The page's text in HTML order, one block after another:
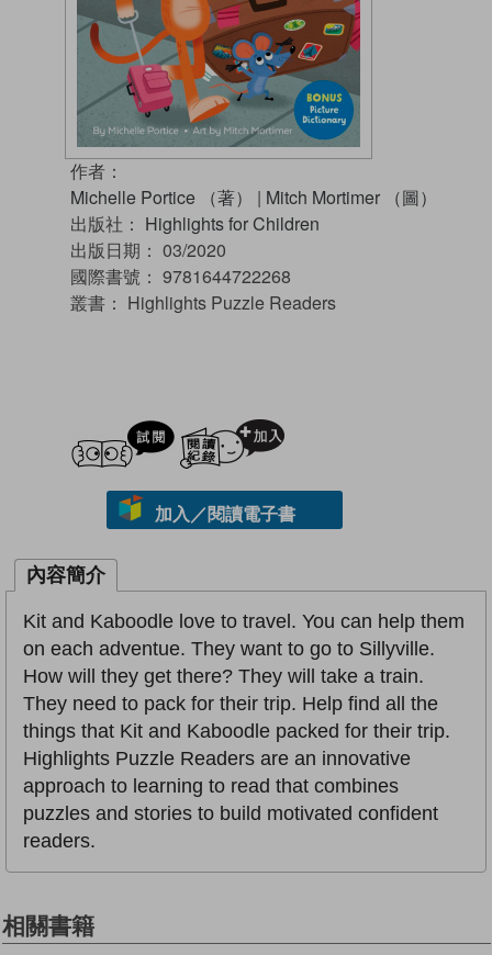
作者：
Michelle Portice （著）
| Mitch Mortimer （圖）
出版社： Highlights for Children
出版日期： 03/2020
國際書號： 9781644722268
叢書： Highlights Puzzle Readers
試閲
加入／閱讀電子書
內容簡介
Kit and Kaboodle love to travel. You can help them
on each adventue. They want to go to Sillyville.
How will they get there? They will take a train.
They need to pack for their trip. Help find all the
things that Kit and Kaboodle packed for their trip.
Highlights Puzzle Readers are an innovative
approach to learning to read that combines
puzzles and stories to build motivated confident
readers.
相關書籍